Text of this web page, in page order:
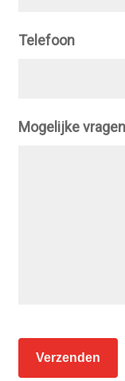
Telefoon
Mogelijke